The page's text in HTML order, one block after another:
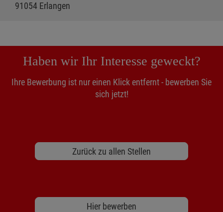
91054 Erlangen
Haben wir Ihr Interesse geweckt?
Ihre Bewerbung ist nur einen Klick entfernt - bewerben Sie
sich jetzt!
Zurück zu allen Stellen
Hier bewerben